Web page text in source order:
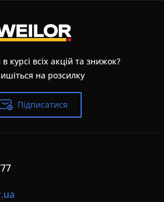
курсі всіх акцій та знижок?
на розсилку
Підписатися